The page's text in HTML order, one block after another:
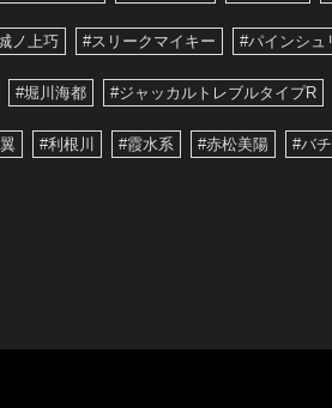
ノ上巧 #スリークマイキー #パインシュ
#堀川海都 #ジャッカルトレブルタイプR
#利根川 #霞水系 #赤松美陽 #バ